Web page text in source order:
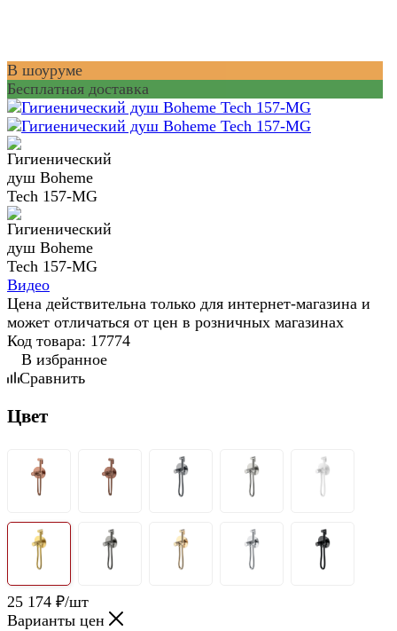
В шоуруме
Бесплатная доставка
Видео
Цена действительна только для интернет-магазина и
может отличаться от цен в розничных магазинах
Код товара: 17774
В избранное
Сравнить
Цвет
25 174 ₽/шт
Варианты цен